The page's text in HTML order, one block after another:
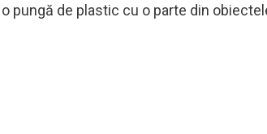
pungă de plastic cu o parte din